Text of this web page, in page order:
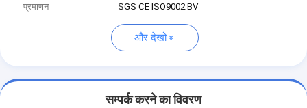
प्रमाणन
SGS CE ISO9002 BV
और देखो
सम्पर्क करने का विवरण